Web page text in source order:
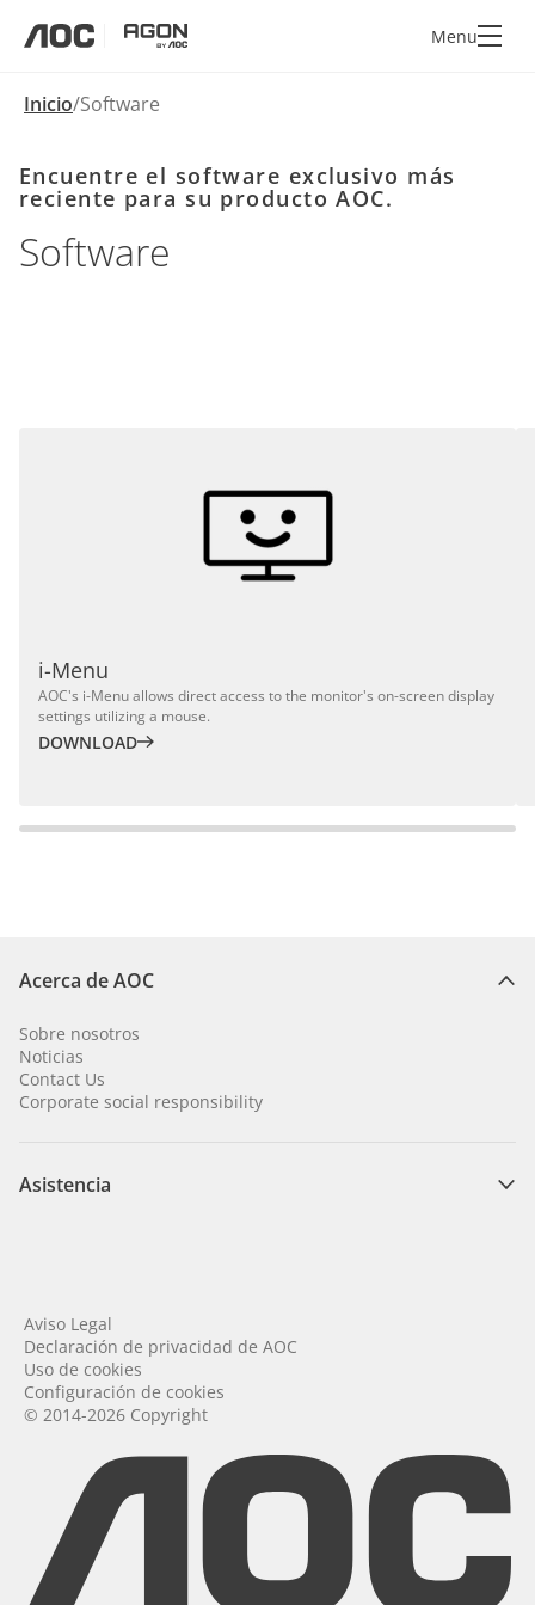
Menu
Inicio Software
Encuentre el software exclusivo más
reciente para su producto AOC.
Software
i-Menu
AOC's i-Menu allows direct access to the monitor's on-screen display
settings utilizing a mouse.
DOWNLOAD
Acerca de AOC
Sobre nosotros
Noticias
Contact Us
Corporate social responsibility
Asistencia
© 2014-2026 Copyright
Aviso Legal
Declaración de privacidad de AOC
Uso de cookies
Configuración de cookies